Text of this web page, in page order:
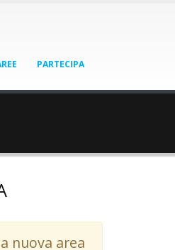
PARTECIPA
nuova area